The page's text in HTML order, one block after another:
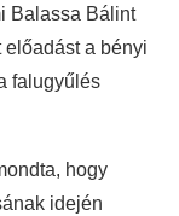
Balassa Bálint
előadást a bényi
falugyűlés
hogy
idején